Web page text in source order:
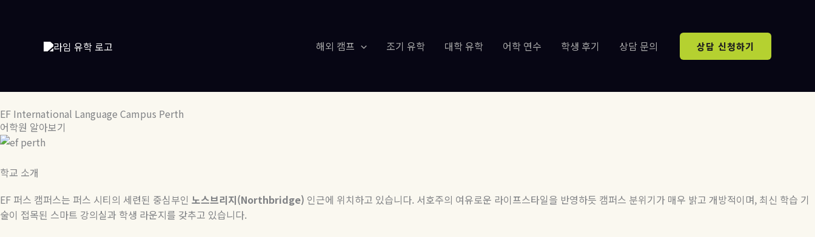
기
해외 캠프 조기 유학 대학 유학 어학 연수 학생 후기 상담 문의 상담 신청하기
EF International Language Campus Perth
어학원 알아보기
학교 소개
EF 퍼스 캠퍼스는 퍼스 시티의 세련된 중심부인 노스브리지(Northbridge) 인근에 위치하고 있습니다. 서호주의 여유로운 라이프스타일을 반영하듯 캠퍼스 분위기가 매우 밝고 개방적이며, 최신 학습 기
술이 접목된 스마트 강의실과 학생 라운지를 갖추고 있습니다.